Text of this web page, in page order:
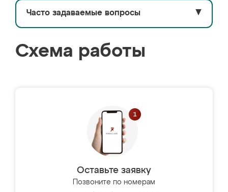
Часто задаваемые вопросы ▼
Схема работы
Оставьте заявку
Позвоните по номерам